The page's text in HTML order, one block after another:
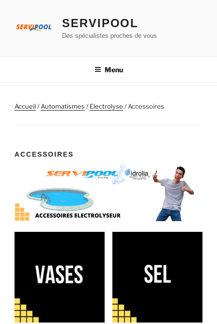
contenu
SERVIPOOL
Des spécialistes proches de vous
Menu
Accueil/Automatismes /Electrolyse / Accessoires
ACCESSOIRES